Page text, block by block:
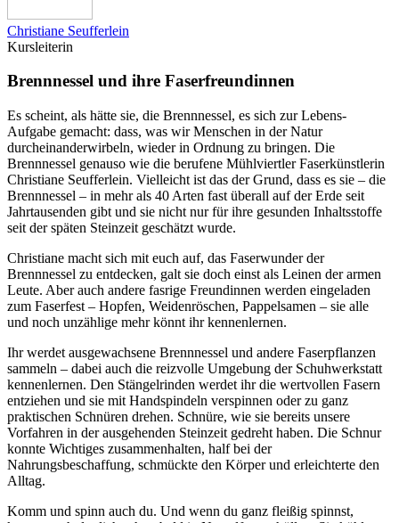
Christiane Seufferlein
Kursleiterin
Brennnessel und ihre Faserfreundinnen
Es scheint, als hätte sie, die Brennnessel, es sich zur Lebens-
Aufgabe gemacht: dass, was wir Menschen in der Natur
durcheinanderwirbeln, wieder in Ordnung zu bringen. Die
Brennnessel genauso wie die berufene Mühlviertler Faserkünstlerin
Christiane Seufferlein. Vielleicht ist das der Grund, dass es sie – die
Brennnessel – in mehr als 40 Arten fast überall auf der Erde seit
Jahrtausenden gibt und sie nicht nur für ihre gesunden Inhaltsstoffe
seit der späten Steinzeit geschätzt wurde.
Christiane macht sich mit euch auf, das Faserwunder der
Brennnessel zu entdecken, galt sie doch einst als Leinen der armen
Leute. Aber auch andere fasrige Freundinnen werden eingeladen
zum Faserfest – Hopfen, Weidenröschen, Pappelsamen – sie alle
und noch unzählige mehr könnt ihr kennenlernen.
Ihr werdet ausgewachsene Brennnessel und andere Faserpflanzen
sammeln – dabei auch die reizvolle Umgebung der Schuhwerkstatt
kennenlernen. Den Stängelrinden werdet ihr die wertvollen Fasern
entziehen und sie mit Handspindeln verspinnen oder zu ganz
praktischen Schnüren drehen. Schnüre, wie sie bereits unsere
Vorfahren in der ausgehenden Steinzeit gedreht haben. Die Schnur
konnte Wichtiges zusammenhalten, half bei der
Nahrungsbeschaffung, schmückte den Körper und erleichterte den
Alltag.
Komm und spinn auch du. Und wenn du ganz fleißig spinnst,